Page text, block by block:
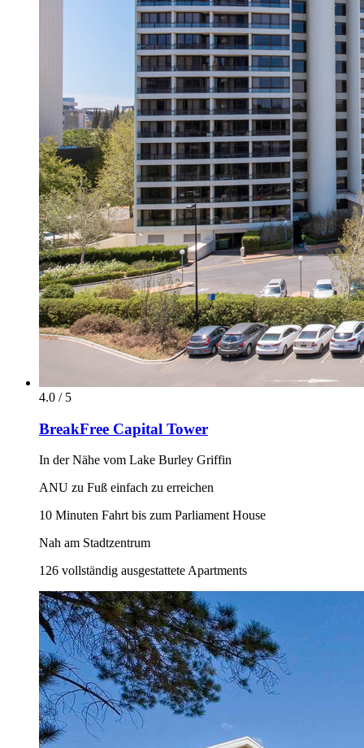
4.0 / 5
BreakFree Capital Tower
In der Nähe vom Lake Burley Griffin
ANU zu Fuß einfach zu erreichen
10 Minuten Fahrt bis zum Parliament House
Nah am Stadtzentrum
126 vollständig ausgestattete Apartments